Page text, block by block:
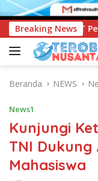
Breaking News
VI SulSelBarRa
Beranda NEWS
News1
Kunjungi
TNI
Mahasiswa